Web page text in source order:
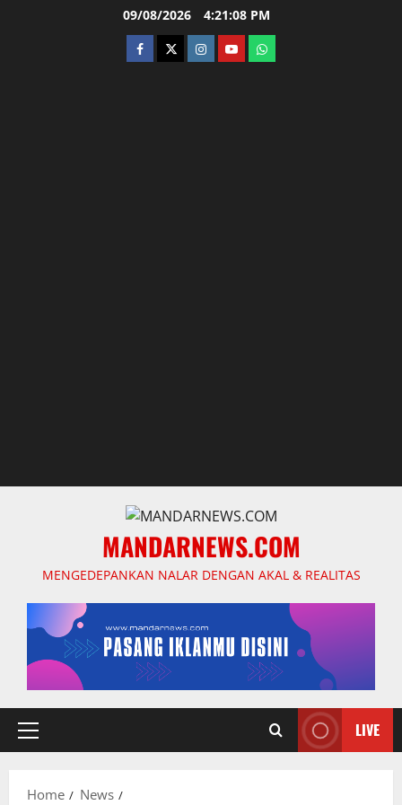
09/08/2026 4:21:09 PM
facebooktwitterinstagram.com
youtubewhatsapp
MANDARNEWS.COM
MENGEDEPANKAN NALAR DENGAN AKAL & REALITAS
Primary
LIVE
Home
News